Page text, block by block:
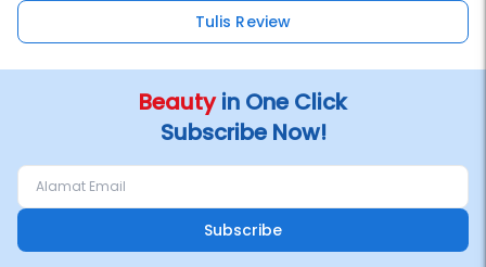
Tulis Review
Beautyin One Click
Subscribe Now!
Subscribe